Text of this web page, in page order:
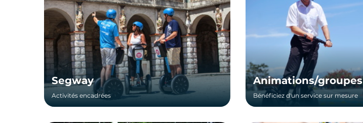
Segway
Activités encadrées
Animations/groupes
Bénéficiez d'un service sur mesure